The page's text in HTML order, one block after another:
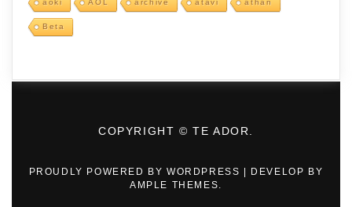
aoki AOL archive atavi athan
Beta
COPYRIGHT © TE ADOR.
PROUDLY POWERED BY WORDPRESS
DEVELOP BY
AMPLE THEMES.